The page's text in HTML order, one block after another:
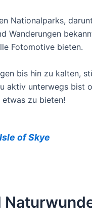
Nationalparks,
Wanderungen
Fotomotive bieten.
bis hin zu kalten,
aktiv unterwegs bist
zu bieten!
of Skye